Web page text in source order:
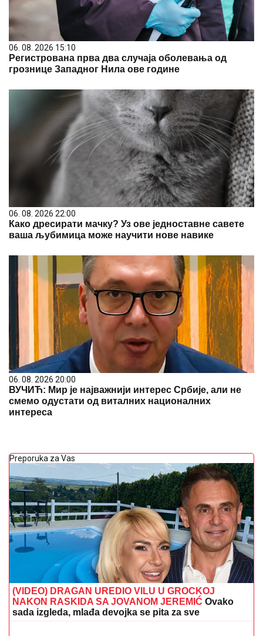
06. 08. 2026 15:10
Регистрована прва два случаја оболевања од
грознице Западног Нила ове године
06. 08. 2026 22:00
Како дресирати мачку? Уз ове једноставне савете
ваша љубимица може научити нове навике
06. 08. 2026 20:00
ВУЧИЋ: Мир је најважнији интерес Србије, али не
смемо одустати од виталних националних
интереса
Preporuka za Vas
(VIDEO) DRAGAN UREDIO VILU U GROCKOJ
NAKON RASKIDA SA JOVANOM JEREMIĆ Ovako
sada izgleda, mlađa devojka se pita za sve